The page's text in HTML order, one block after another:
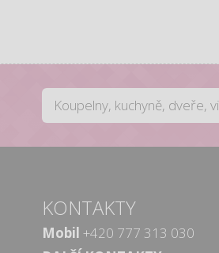
KONTAKTY
Mobil +420 777 313 030